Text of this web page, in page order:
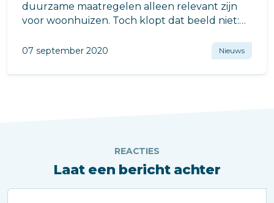
duurzame maatregelen alleen relevant zijn
voor woonhuizen. Toch klopt dat beeld niet:
om te verduurzamen.
07 september 2020 Nieuws
REACTIES
Laat een bericht achter